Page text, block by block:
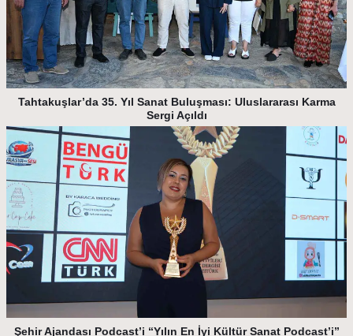
Tahtakuşlar’da 35. Yıl Sanat Buluşması: Uluslararası Karma
Sergi Açıldı
Şehir Ajandası Podcast’i “Yılın En İyi Kültür Sanat Podcast’i”